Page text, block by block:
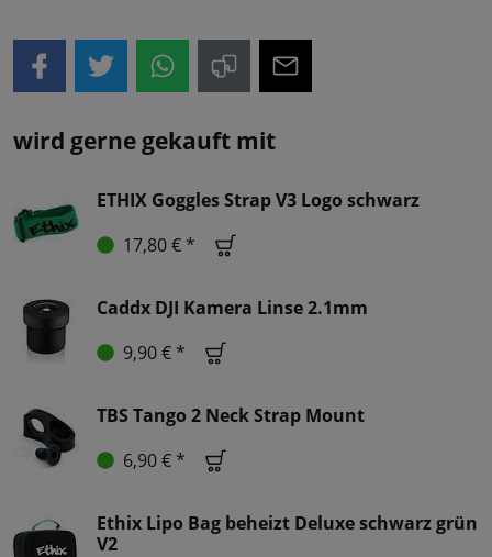
wird gerne gekauft mit
ETHIX Goggles Strap V3 Logo schwarz
17,80 € *
Caddx DJI Kamera Linse 2.1mm
9,90 € *
TBS Tango 2 Neck Strap Mount
6,90 € *
Ethix Lipo Bag beheizt Deluxe schwarz grün
V2